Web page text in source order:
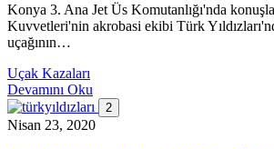
Konya 3. Ana Jet Üs Komutanlığı'nda
Kuvvetleri'nin akrobasi ekibi Türk
uçağının…
Uçak Kazaları
Devamını Oku
2
Nisan 23, 2020